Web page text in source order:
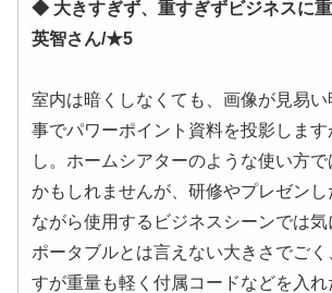
◆ 大きすぎず、重すぎずビジネスに
英智さん/★5
室内は暗くしなくても、画像が見易
事でパワーポイント資料を投影しま
し。ホームシアターのような使い方
かもしれませんが、研修やプレゼンし
ながら使用するビジネスシーンでは気
ポータブルとは言えない大きさでご
すが重量も軽く付属コードなどを入